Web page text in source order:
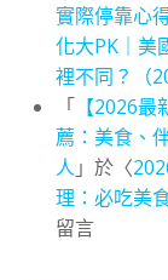
實際停靠心
化大PK｜美
裡不同？（
「 【2026
薦：美食、
人 」於〈
理：必吃美
留言